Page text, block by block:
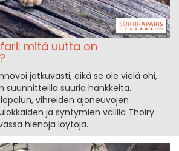
mitä uutta on
jatkuvasti, eikä se ole vielä ohi,
suunnitteilla suuria hankkeita.
vihreiden ajoneuvojen
ja syntymien välillä Thoiry
hienoja löytöjä.